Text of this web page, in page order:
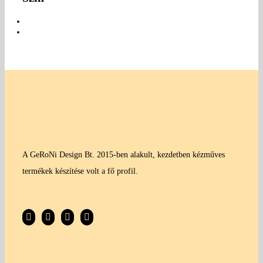
A GeRoNi Design Bt. 2015-ben alakult, kezdetben kézműves
termékek készítése volt a fő profil.